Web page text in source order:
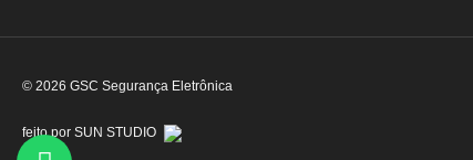
© 2026 GSC Segurança Eletrônica
feito por SUN STUDIO